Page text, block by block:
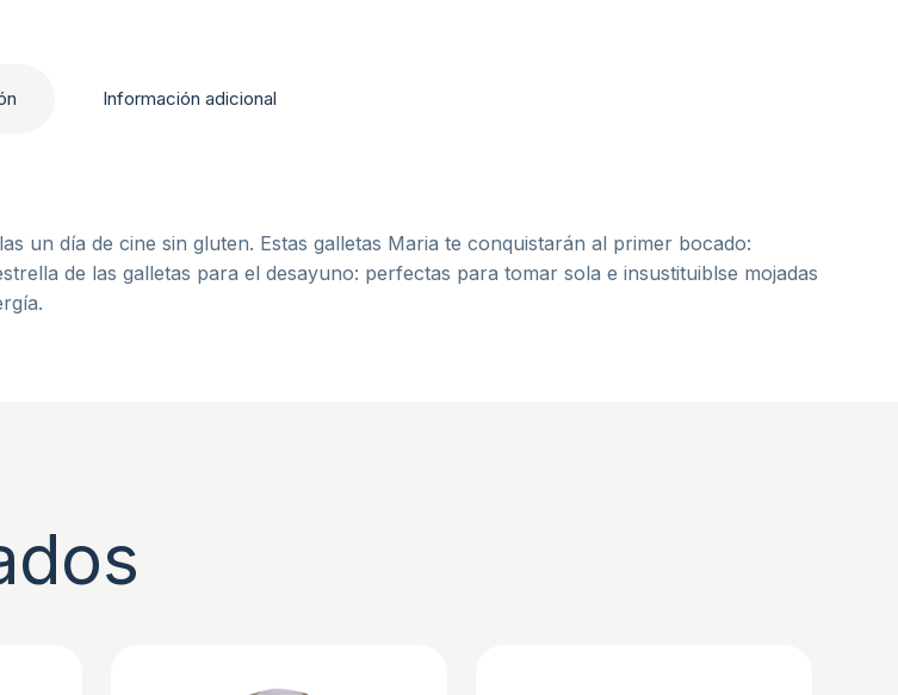
Información adicional
un día de cine sin gluten. Estas galletas Maria te conquistarán al primer bocado:
de las galletas para el desayuno: perfectas para tomar sola e insustituiblse mojadas